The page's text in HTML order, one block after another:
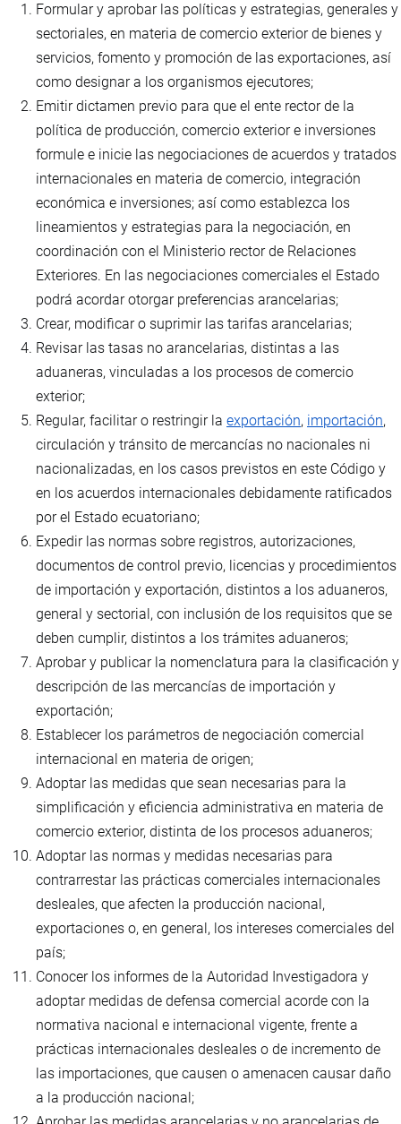
Formular y aprobar las políticas y estrategias, generales y
sectoriales, en materia de comercio exterior de bienes y
servicios, fomento y promoción de las exportaciones, así
como designar a los organismos ejecutores;
Emitir dictamen previo para que el ente rector de la
política de producción, comercio exterior e inversiones
formule e inicie las negociaciones de acuerdos y tratados
internacionales en materia de comercio, integración
económica e inversiones; así como establezca los
lineamientos y estrategias para la negociación, en
coordinación con el Ministerio rector de Relaciones
Exteriores. En las negociaciones comerciales el Estado
podrá acordar otorgar preferencias arancelarias;
Crear, modificar o suprimir las tarifas arancelarias;
Revisar las tasas no arancelarias, distintas a las
aduaneras, vinculadas a los procesos de comercio
exterior;
Regular, facilitar o restringir la exportación, importación,
circulación y tránsito de mercancías no nacionales ni
nacionalizadas, en los casos previstos en este Código y
en los acuerdos internacionales debidamente ratificados
por el Estado ecuatoriano;
Expedir las normas sobre registros, autorizaciones,
documentos de control previo, licencias y procedimientos
de importación y exportación, distintos a los aduaneros,
general y sectorial, con inclusión de los requisitos que se
deben cumplir, distintos a los trámites aduaneros;
Aprobar y publicar la nomenclatura para la clasificación y
descripción de las mercancías de importación y
exportación;
Establecer los parámetros de negociación comercial
internacional en materia de origen;
Adoptar las medidas que sean necesarias para la
simplificación y eficiencia administrativa en materia de
comercio exterior, distinta de los procesos aduaneros;
Adoptar las normas y medidas necesarias para
contrarrestar las prácticas comerciales internacionales
desleales, que afecten la producción nacional,
exportaciones o, en general, los intereses comerciales del
país;
Conocer los informes de la Autoridad Investigadora y
adoptar medidas de defensa comercial acorde con la
normativa nacional e internacional vigente, frente a
prácticas internacionales desleales o de incremento de
las importaciones, que causen o amenacen causar daño
a la producción nacional;